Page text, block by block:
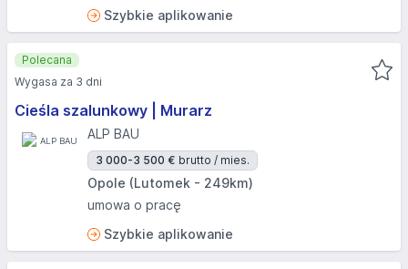
Szybkie aplikowanie
Cieśla szalunkowy | Murarz
ALP BAU
3 000-3 500 € brutto / mies.
Opole (Lutomek - 249km)
umowa o pracę
Szybkie aplikowanie
Polecana
Wygasa za 3 dni